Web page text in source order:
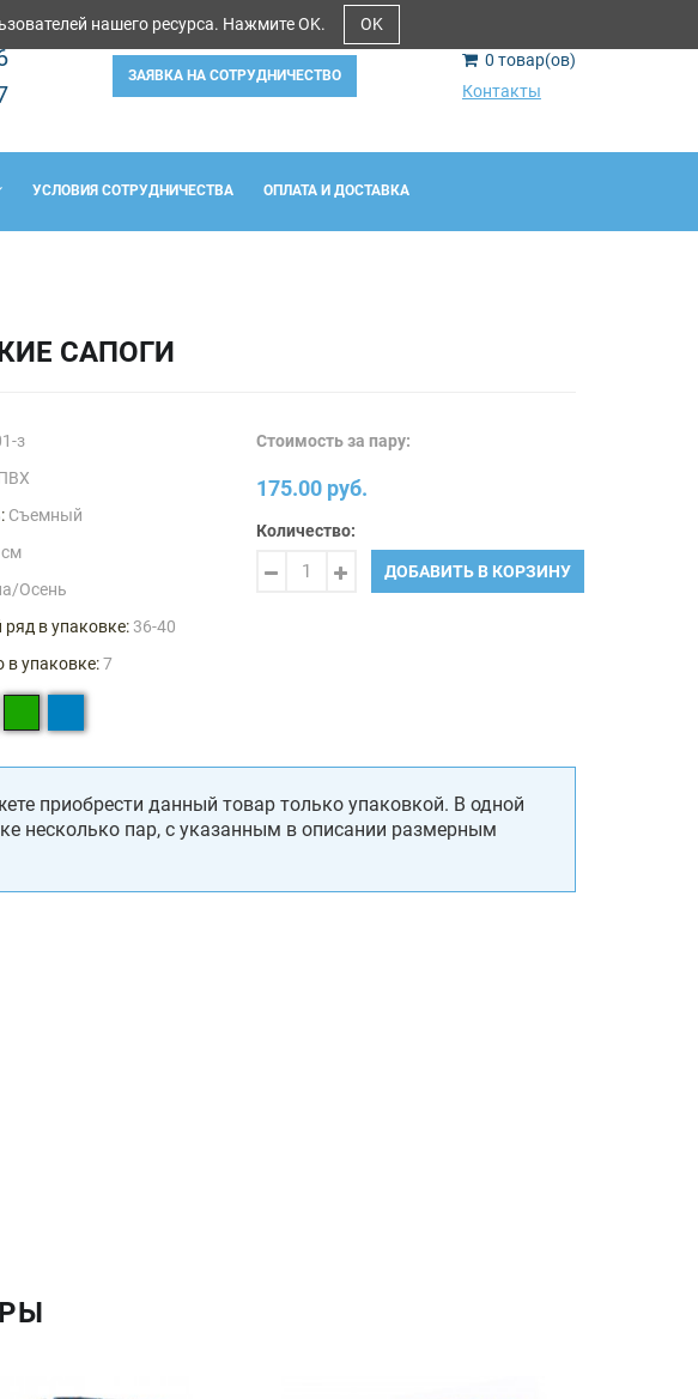
ЗАЯВКА НА СОТРУДНИЧЕСТВО
0 товар(ов)
Контакты
УСЛОВИЯ СОТРУДНИЧЕСТВА ОПЛАТА И ДОСТАВКА
САПОГИ
з
Съемный
Осень
в упаковке: 36-40
в упаковке:7
Стоимость за пару:
175.00 руб.
Количество:
ДОБАВИТЬ В КОРЗИНУ
приобрести данный товар только упаковкой. В одной
несколько пар, с указанным в описании размерным
нашего ресурса. Нажмите OK. OK